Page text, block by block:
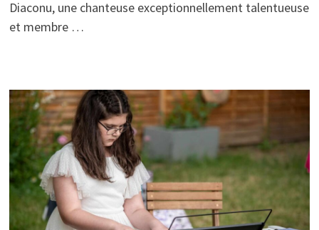
Diaconu, une chanteuse exceptionnellement talentueuse
et membre …